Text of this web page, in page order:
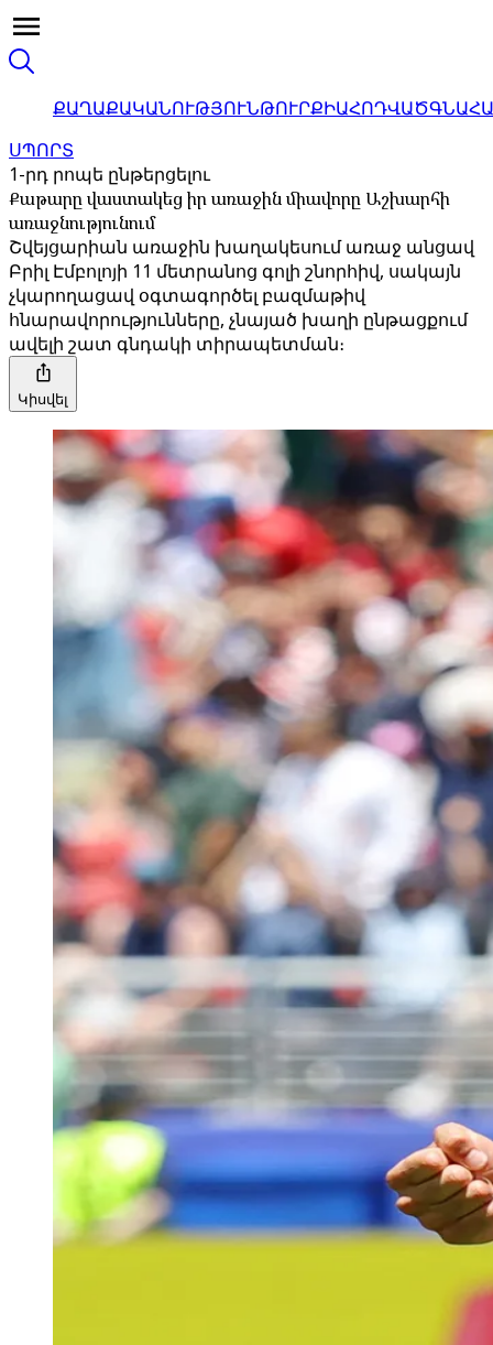
ՔԱՂԱՔԱԿԱՆՈՒԹՅՈՒՆԹՈՒՐՔԻԱՀՈԴՎԱԾ
ՍՊՈՐՏ
1-րդ րոպե ընթերցելու
Քաթարը վաստակեց իր առաջին միավորը Աշխարհի
առաջնությունում
Շվեյցարիան առաջին խաղակեսում առաջ անցավ
Բրիլ Էմբոլոյի 11 մետրանոց գոլի շնորհիվ, սակայն
չկարողացավ օգտագործել բազմաթիվ
հնարավորությունները, չնայած խաղի ընթացքում
ավելի շատ գնդակի տիրապետման։
Կիսվել